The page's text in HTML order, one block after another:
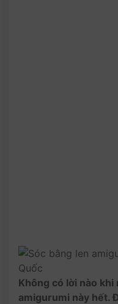
Không có lời nào khi
amigurumi này hết.